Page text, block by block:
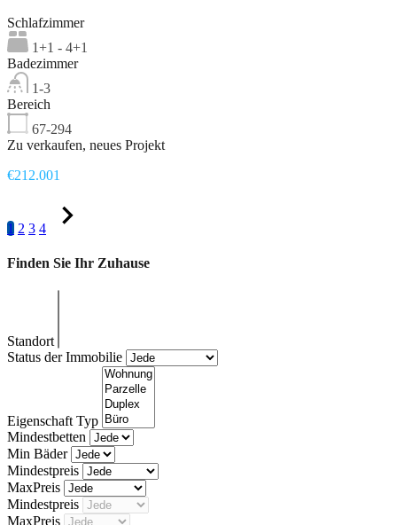
Schlafzimmer
1+1 - 4+1
Badezimmer
1-3
Bereich
67-294
Zu verkaufen, neues Projekt
€212.001
1 2 3 4
Finden Sie Ihr Zuhause
Standort
Status der Immobilie
Eigenschaft Typ
Mindestbetten
Min Bäder
Mindestpreis
MaxPreis
Mindestpreis
MaxPreis